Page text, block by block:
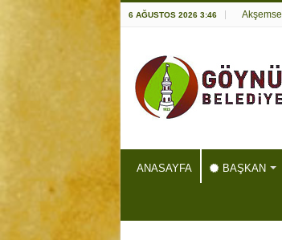
6 AĞUSTOS 2026 3:46
ANASAYFA BAŞKAN